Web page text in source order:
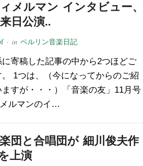
メルマン インタビュー、
日公演..
· in ベルリン音楽日記
寄稿した記事の中から2つほどご
1つは、（今になってからのご紹
すが・・・）「音楽の友」11月号
ルマンのイ…
団と合唱団が 細川俊夫作
上演